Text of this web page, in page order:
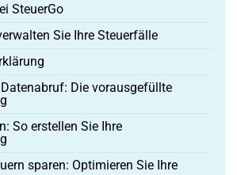
SteuerGo
Sie Ihre Steuerfälle
Die vorausgefüllte
So erstellen Sie Ihre
sparen: Optimieren Sie Ihre